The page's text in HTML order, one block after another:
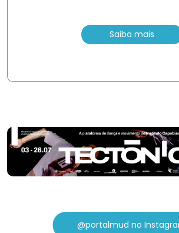
Saiba mais
@portalmud no